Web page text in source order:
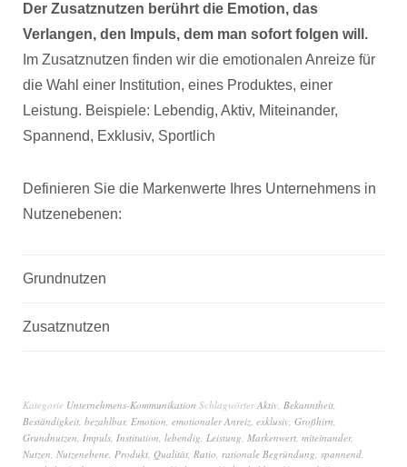
Der Zusatznutzen berührt die Emotion, das
Verlangen, den Impuls, dem man sofort folgen will.
Im Zusatznutzen finden wir die emotionalen Anreize für
die Wahl einer Institution, eines Produktes, einer
Leistung. Beispiele: Lebendig, Aktiv, Miteinander,
Spannend, Exklusiv, Sportlich
Definieren Sie die Markenwerte Ihres Unternehmens in
Nutzenebenen:
Grundnutzen
Zusatznutzen
Kategorie Unternehmens-Kommunikation SchlagwörterAktiv, Bekanntheit,
Beständigkeit, bezahlbar, Emotion, emotionaler Anreiz, exklusiv, Großhirn,
Grundnutzen, Impuls, Institution, lebendig, Leistung, Markenwert, miteinander,
Nutzen, Nutzenebene, Produkt, Qualität, Ratio, rationale Begründung, spannend,